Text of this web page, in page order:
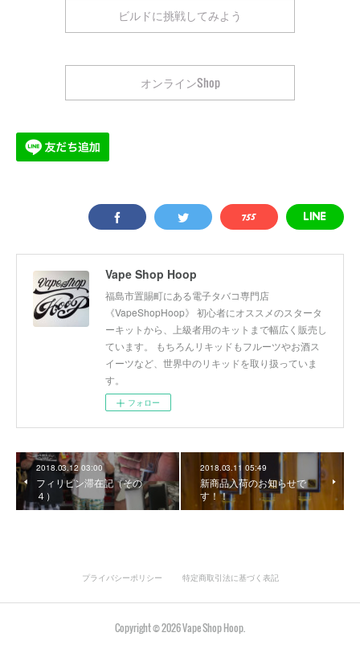
ビルドに挑戦してみよう
オンラインShop
Vape Shop Hoop
福島市置賜町にある電子タバコ専門店
《VapeShopHoop》 初心者にオススメのスタータ
ーキットから、上級者用のキットまで幅広く販売し
ています。 もちろんリキッドもフルーツやお酒ス
イーツなど、世界中のリキッドを取り扱っていま
す。
フォロー
2018.03.12 03:00
フィリピン滞在記（その
４）
2018.03.11 05:49
新商品入荷のお知らせで
す！！
プライバシーポリシー 特定商取引法に基づく表記
Copyright ©2026Vape Shop Hoop.